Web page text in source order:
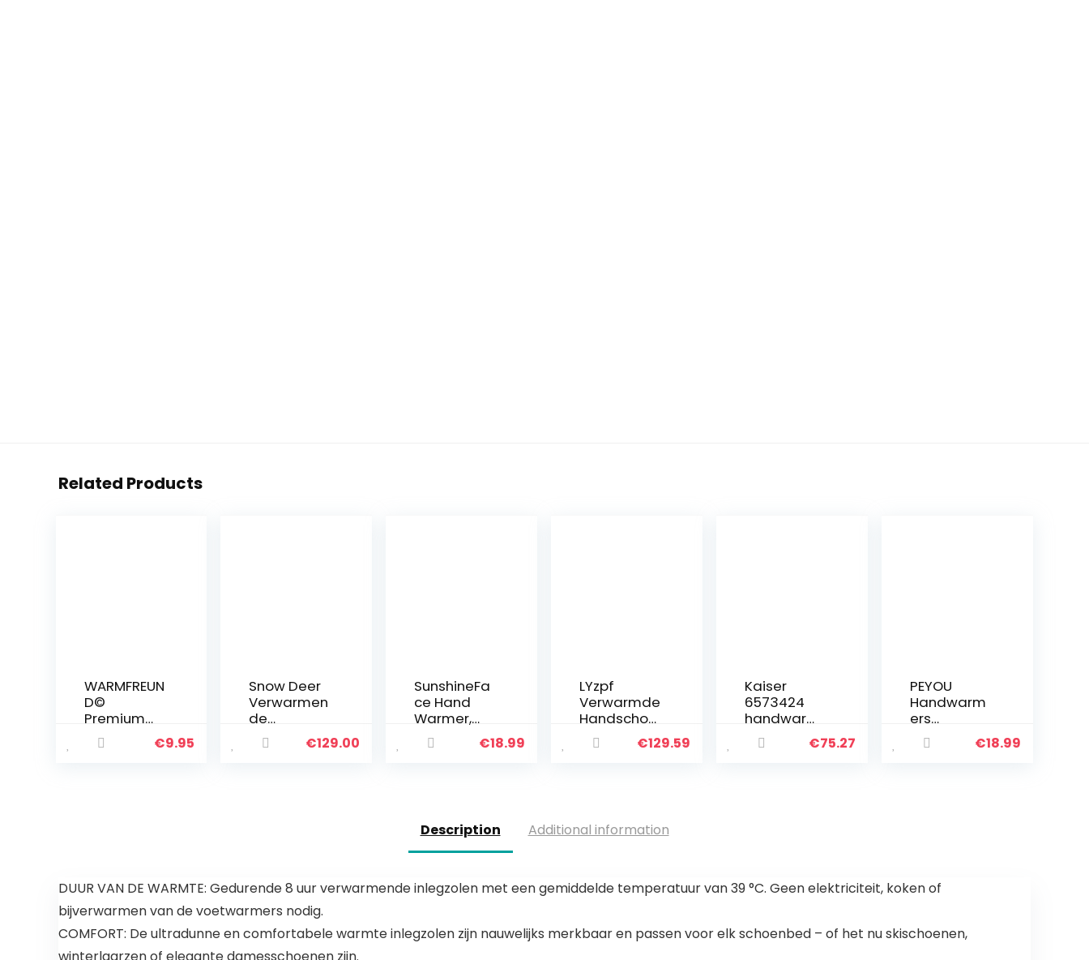
Related Products
WARMFREUN
D©
Premium
handwarm
er,
voor koude
handen,
zakwarmer
…
€9.95
Snow Deer
Verwarmen
de
handschoe
nen met
vissen…
€129.00
SunshineFa
ce Hand
Warmer,
Zinklegerin
ander
Handwarm
Outdoor
Kleine…
€18.99
LYzpf
Verwarmde
Handschoe
nen
Outdoor
Vrouwen
Elektrische
Artritis
Warmer…
€129.59
Kaiser
6573424
handwarm
er Twolly,
antraciet €75.27
PEYOU
Handwarm
ers
Oplaadbaa
r [3 in 1],
draagbaar,
g…
€18.99
Description Additional information
DUUR VAN DE WARMTE: Gedurende 8 uur verwarmende inlegzolen met een gemiddelde temperatuur van 39 °C. Geen elektriciteit, koken of
bijverwarmen van de voetwarmers nodig.
COMFORT: De ultradunne en comfortabele warmte inlegzolen zijn nauwelijks merkbaar en passen voor elk schoenbed – of het nu skischoenen,
winterlaarzen of elegante damesschoenen zijn.